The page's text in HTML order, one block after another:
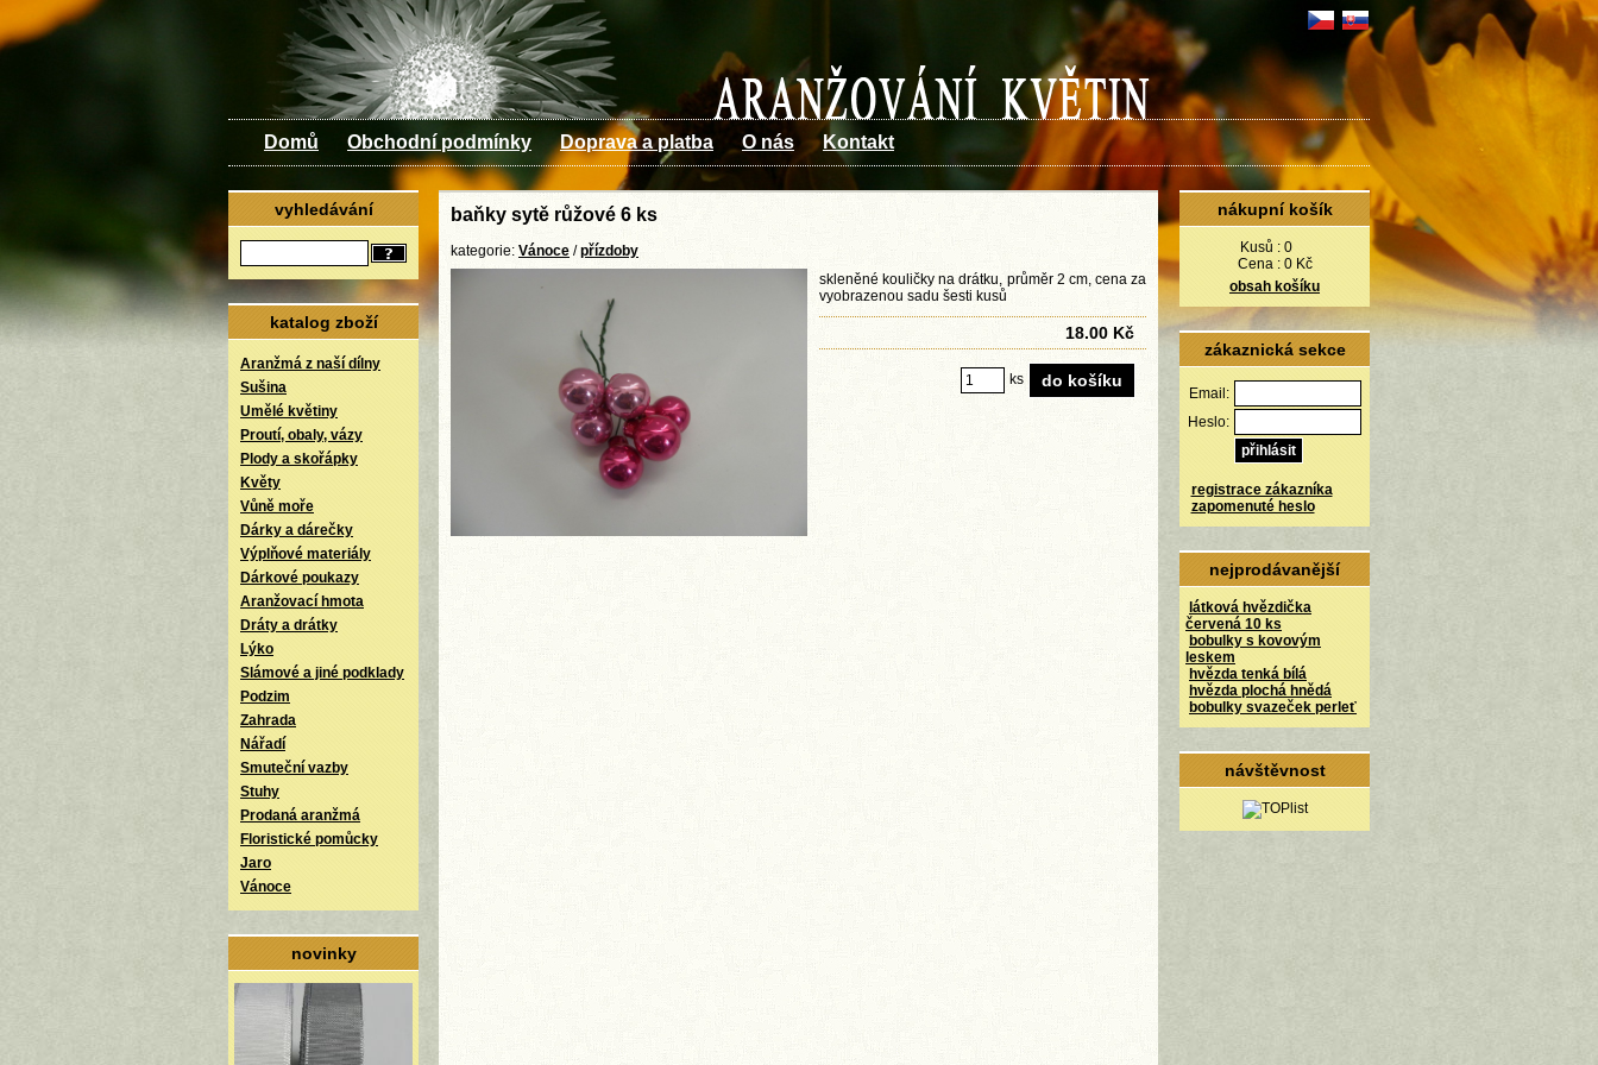
Domů Obchodní podmínky Doprava a platba O nás Kontakt
vyhledávání
katalog zboží
Aranžmá z naší dílny
Sušina
Umělé květiny
Proutí, obaly, vázy
Plody a skořápky
Květy
Vůně moře
Dárky a dárečky
Výplňové materiály
Dárkové poukazy
Aranžovací hmota
Dráty a drátky
Lýko
Slámové a jiné podklady
Podzim
Zahrada
Nářadí
Smuteční vazby
Stuhy
Prodaná aranžmá
Floristické pomůcky
Jaro
Vánoce
novinky
nákupní košík
Kusů : 0
Cena : 0 Kč
obsah košíku
zákaznická sekce
Email:
Heslo:
registrace zákazníka
zapomenuté heslo
nejprodávanější
látková hvězdička
červená 10 ks
bobulky s kovovým
leskem
hvězda tenká bílá
hvězda plochá hnědá
bobulky svazeček perleť
návštěvnost
baňky sytě růžové 6 ks
kategorie: Vánoce /přízdoby
skleněné kouličky na drátku, průměr 2 cm, cena za
vyobrazenou sadu šesti kusů
18.00 Kč
ks